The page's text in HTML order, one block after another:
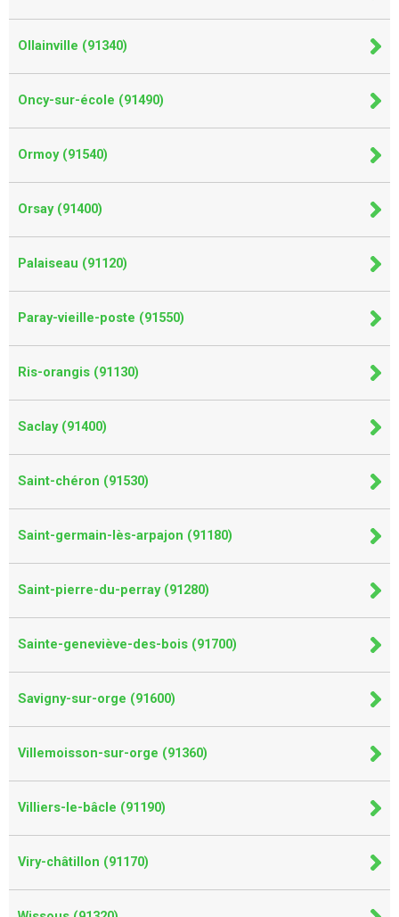
Ollainville (91340)
Oncy-sur-école (91490)
Ormoy (91540)
Orsay (91400)
Palaiseau (91120)
Paray-vieille-poste (91550)
Ris-orangis (91130)
Saclay (91400)
Saint-chéron (91530)
Saint-germain-lès-arpajon (91180)
Saint-pierre-du-perray (91280)
Sainte-geneviève-des-bois (91700)
Savigny-sur-orge (91600)
Villemoisson-sur-orge (91360)
Villiers-le-bâcle (91190)
Viry-châtillon (91170)